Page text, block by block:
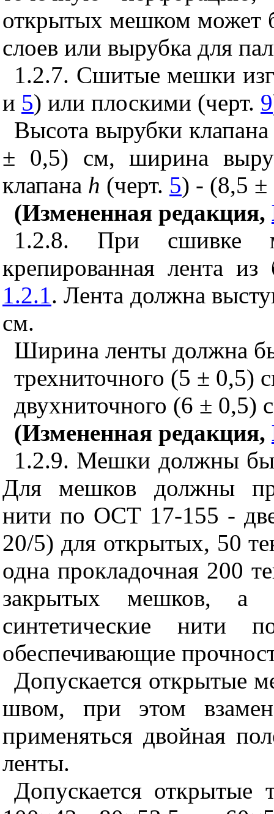
открытых мешком может
слоев или вырубка для
1.2.7. Сшитые мешки
и 5) или плоскими (черт. 9
Высота вырубки
± 0,5) см, ширина
клапана h (черт. 5) - (8,5 ±
(Измененная редакция,
1.2.8. При сшивке
крепированная лента
1.2.1. Лента должна
см.
Ширина ленты должна
трехниточного (5 ± 0,5)
двухниточного (6 ± 0,5)
(Измененная редакция,
1.2.9. Мешки должны
Для мешков должны
нити по ОСТ 17-155 -
20/5) для открытых, 50
одна прокладочная 200
закрытых мешков, а
синтетические нити
обеспечивающие
Допускается открытые
швом, при этом
применяться двойная
ленты.
Допускается открытые